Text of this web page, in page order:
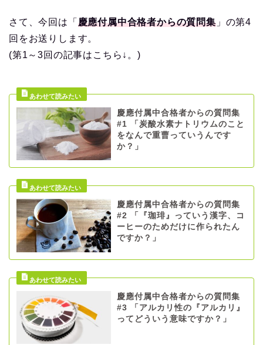
さて、今回は「 慶應付属中合格者からの質問集」の第4
回をお送りします。
(第1～3回の記事はこちら↓。)
慶應付属中合格者からの質問集
#1 「炭酸水素ナトリウムのこと
をなんで重曹っていうんです
か？」
慶應付属中合格者からの質問集
#2 「『珈琲』っていう漢字、コ
ーヒーのためだけに作られたん
ですか？」
慶應付属中合格者からの質問集
#3 「アルカリ性の『アルカリ』
ってどういう意味ですか？」